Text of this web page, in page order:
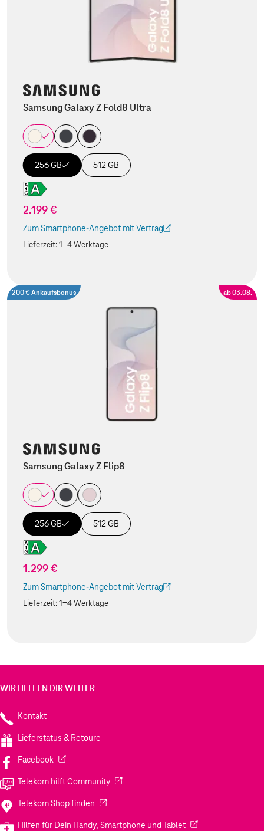
Samsung Galaxy Z Fold8 Ultra
256 GB 512 GB
2.199 €
Zum Smartphone-Angebot mit Vertrag
(Der Link wird in einem neuen Tab geöffnet)
Lieferzeit:1-4 Werktage
200 € Ankaufsbonus ab 03.08.
Samsung Galaxy Z Flip8
256 GB 512 GB
1.299 €
Zum Smartphone-Angebot mit Vertrag
(Der Link wird in einem neuen Tab geöffnet)
Lieferzeit:1-4 Werktage
WIR HELFEN DIR WEITER
Kontakt
Lieferstatus & Retoure
Facebook(Wird in einem neuen Tab geöffnet)
Telekom hilft Community(Wird in einem neuen Tab geöffnet)
Telekom Shop finden (Wird in einem neuen Tab geöffnet)
Hilfen für Dein Handy, Smartphone und Tablet(Wird in einem